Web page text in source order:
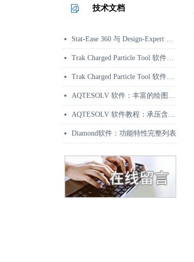
技术文档
넷 Stat-Ease 360 与 Design-Expert 功能区别对比 | 正版选型参考
넷 Trak Charged Particle Tool 软件资讯：二维带电粒子束软件
넷 Trak Charged Particle Tool 软件应用示例：相对论速调管强流束枪仿真
넷 AQTESOLV 软件：丰富的绘图、报告与输出功能
넷 AQTESOLV 软件教程：承压含水层变速率抽水试验分析
넷 Diamond软件：功能特性完整列表